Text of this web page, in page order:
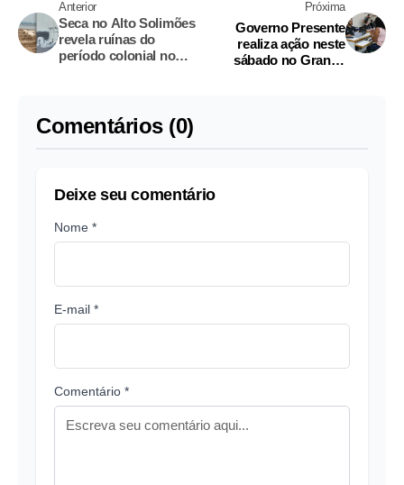
Anterior
Seca no Alto Solimões
revela ruínas do
período colonial no
Próxima
Governo Presente
realiza ação neste
sábado no Grande
Comentários (0)
Deixe seu comentário
Nome *
E-mail *
Comentário *